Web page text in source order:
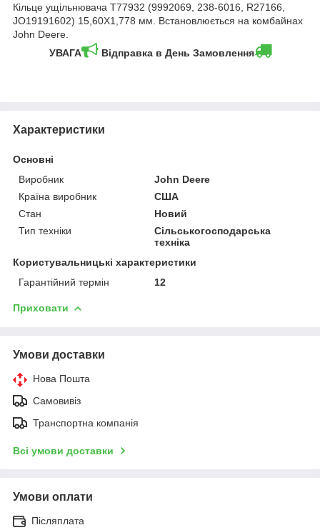
Кільце ущільнювача T77932 (9992069, 238-6016, R27166,
JO19191602) 15,60X1,778 мм. Встановлюється на комбайнах
John Deere.
УВАГА
Відправка в День Замовлення
Характеристики
Основні
Виробник
John Deere
Країна виробник
США
Стан
Новий
Тип техніки
Сільськогосподарська
техніка
Користувальницькі характеристики
Гарантійний термін
12
Приховати
Умови доставки
Нова Пошта
Самовивіз
Транспортна компанія
Всі умови доставки
Умови оплати
Післяплата